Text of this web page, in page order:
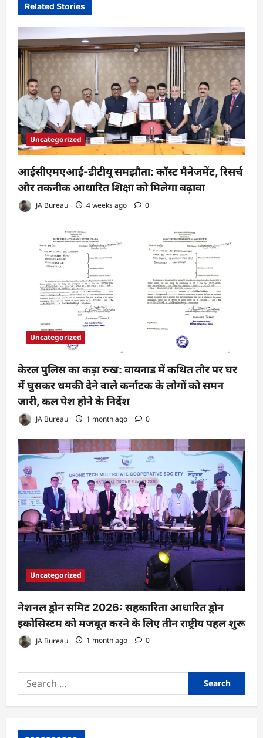
Related Stories
Uncategorized
आईसीएमएआई-डीटीयू समझौता: कॉस्ट मैनेजमेंट, रिसर्च
और तकनीक आधारित शिक्षा को मिलेगा बढ़ावा
JA Bureau 4 weeks ago 0
Uncategorized
केरल पुलिस का कड़ा रुख: वायनाड में कथित तौर पर घर
में घुसकर धमकी देने वाले कर्नाटक के लोगों को समन
जारी, कल पेश होने के निर्देश
JA Bureau 1 month ago 0
Uncategorized
नेशनल ड्रोन समिट 2026: सहकारिता आधारित ड्रोन
इकोसिस्टम को मजबूत करने के लिए तीन राष्ट्रीय पहल शुरू
JA Bureau 1 month ago 0
Search
for: